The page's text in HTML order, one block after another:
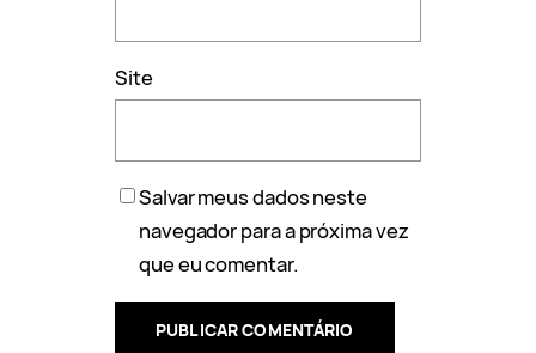
Site
Salvar meus dados neste
navegador para a próxima vez
que eu comentar.